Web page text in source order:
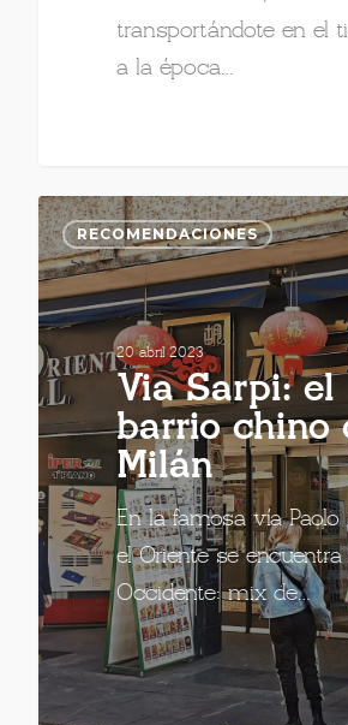
transportándote en el
a la época…
RECOMENDACIONES
20 abril 2023
Via Sarpi: el
barrio chino
Milán
En la famosa vía Paolo
el Oriente se
Occidente: mix de…